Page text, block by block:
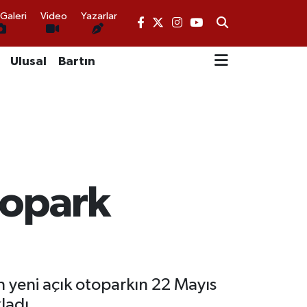
Video Yazarlar
Ulusal Bartın
açık otoparkın 22 Mayıs